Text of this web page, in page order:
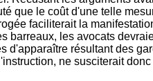
que le coût d'une telle
faciliterait la
les avocats
résultant des
ne susciterait